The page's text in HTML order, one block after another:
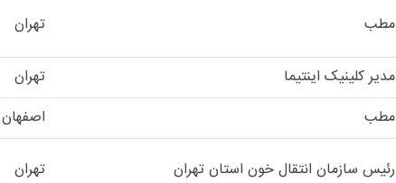
مطب تهران
مدیر کلینیک اینتیما تهران
مطب اصفهان
رئیس سازمان انتقال خون استان تهران تهران